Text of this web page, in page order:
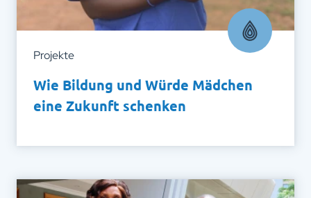
Projekte
Wie Bildung und Würde Mädchen
eine Zukunft schenken